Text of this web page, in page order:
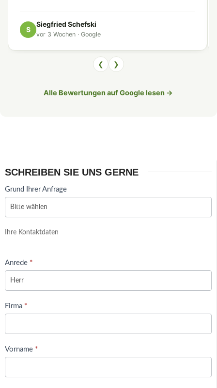
S
Siegfried Schefski
vor 3 Wochen · Google
❮ ❯
Alle Bewertungen auf Google lesen →
SCHREIBEN SIE UNS GERNE
Anfrage
Sauna
Grund Ihrer Anfrage
Ihre Kontaktdaten
Anrede *
Firma *
Vorname *